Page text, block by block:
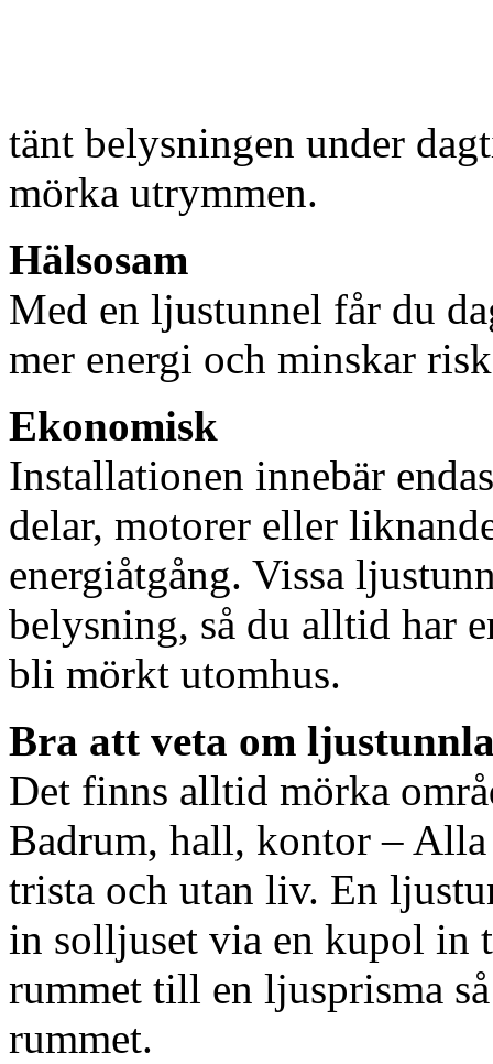
tänt belysningen under
mörka utrymmen.
Hälsosam
Med en ljustunnel får du
mer energi och minskar
Ekonomisk
Installationen innebär
delar, motorer eller
energiåtgång. Vissa
belysning, så du alltid har
bli mörkt utomhus.
Bra att veta om
Det finns alltid mörka
Badrum, hall, kontor – Alla
trista och utan liv. En
in solljuset via en kupol in
rummet till en ljusprisma
rummet.